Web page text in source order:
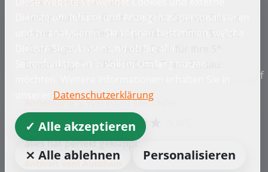
Lieber Ivan V.! Es freut uns sehr, dass wir Sie mit
unserem schnellen und professionellem Service
überzeugen können. Vielen Dank für Ihre 5*
Bewertung. Ihr HIRSCHVOGEL Team Passau.
Annemarie S.WerkstattMercedes
alles hat perfekt geklappt
Antwort vom Autohaus
Dienste um Inhalte und Anzeigen zu personalisieren
und zu analysieren. Sie können bestimmen, welche
Dienste Sie zulassen und ob Sie alle
Seitenfunktionen in vollem Umfang nutzen
Datenschutzerklärung
✓ Alle akzeptieren
⨯ Alle ablehnen
Personalisieren
f